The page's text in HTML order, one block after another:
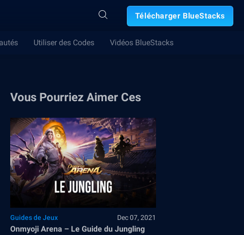
Télécharger BlueStacks
Utiliser des Codes Vidéos BlueStacks
Vous Pourriez Aimer Ces
Guides de Jeux Dec 07, 2021
Onmyoji Arena – Le Guide du Jungling